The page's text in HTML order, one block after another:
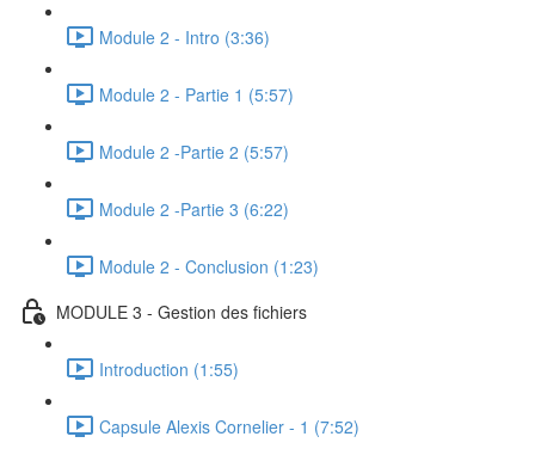
Module 2 - Intro (3:36)
Module 2 - Partie 1 (5:57)
Module 2 -Partie 2 (5:57)
Module 2 -Partie 3 (6:22)
Module 2 - Conclusion (1:23)
MODULE 3 - Gestion des fichiers
Introduction (1:55)
Capsule Alexis Cornelier - 1 (7:52)